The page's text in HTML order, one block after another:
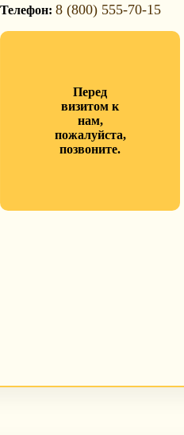
Телефон:8 (800) 555-70-15
Перед
визитом к
нам,
пожалуйста,
позвоните.